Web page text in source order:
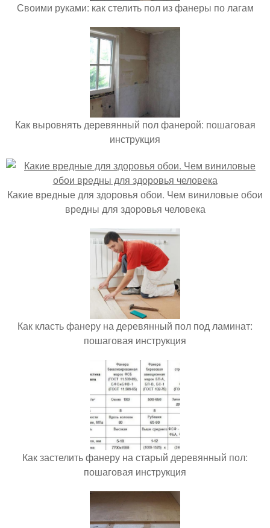
Своими руками: как стелить пол из фанеры по лагам
Как выровнять деревянный пол фанерой: пошаговая
инструкция
Какие вредные для здоровья обои. Чем виниловые обои
вредны для здоровья человека
Как класть фанеру на деревянный пол под ламинат:
пошаговая инструкция
Как застелить фанеру на старый деревянный пол:
пошаговая инструкция